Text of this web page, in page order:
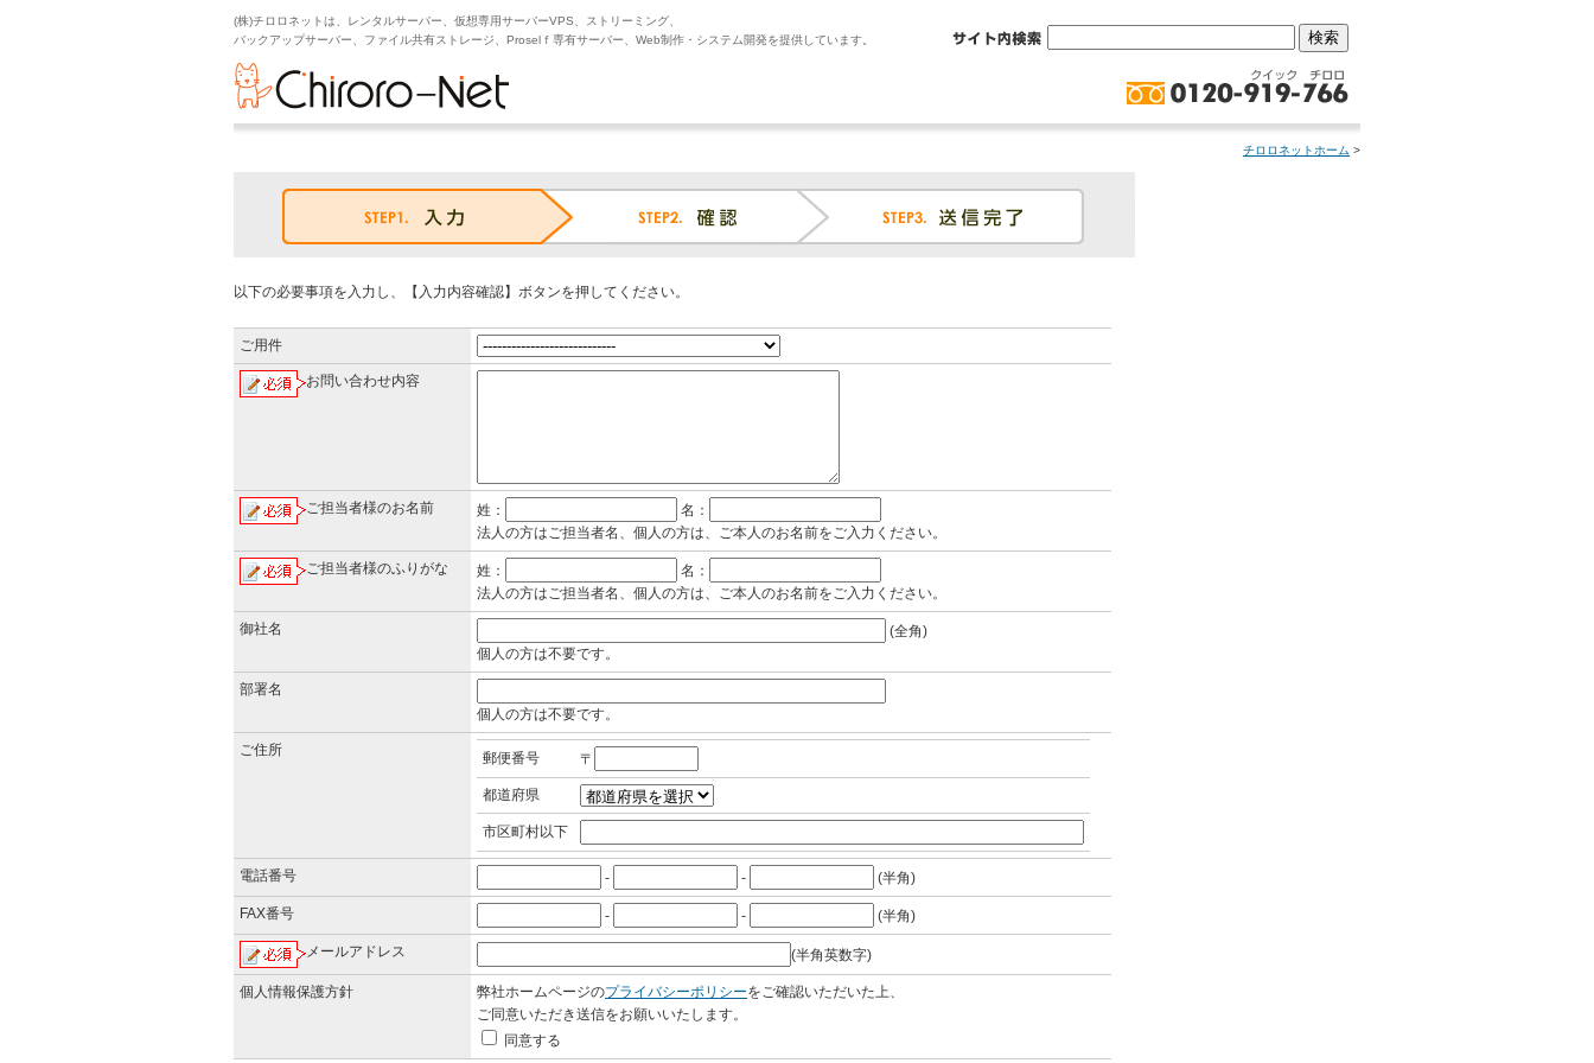
(株)チロロネットは、レンタルサーバー、仮想専用サーバーVPS、ストリーミング、
バックアップサーバー、ファイル共有ストレージ、Proselｆ専有サーバー、Web制作・システム開発を提供しています。
チロロネットホーム >
以下の必要事項を入力し、【入力内容確認】ボタンを押してください。
ご用件
お問い合わせ内容
ご担当者様のお名前 姓：
名：
法人の方はご担当者名、個人の方は、ご本人のお名前をご入力ください。
ご担当者様のふりがな 姓：
名：
法人の方はご担当者名、個人の方は、ご本人のお名前をご入力ください。
御社名
(全角)
個人の方は不要です。
部署名
個人の方は不要です。
ご住所 郵便番号 〒
都道府県
市区町村以下
電話番号 - - (半角)
FAX番号 - - (半角)
メールアドレス (半角英数字)
個人情報保護方針 弊社ホームページのプライバシーポリシーをご確認いただいた上、
ご同意いただき送信をお願いいたします。
同意する